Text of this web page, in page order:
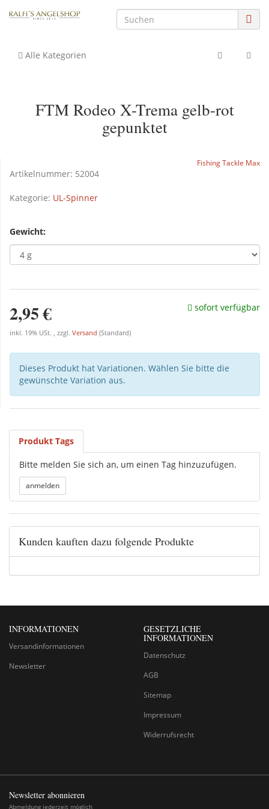
Alle Kategorien
FTM Rodeo X-Trema gelb-rot
gepunktet
Fishing Tackle Max
Artikelnummer: 52004
Kategorie: UL-Spinner
Gewicht:
2,95 €
inkl. 19% USt. , zzgl. Versand (Standard)
sofort verfügbar
Dieses Produkt hat Variationen. Wählen Sie bitte die
gewünschte Variation aus.
Produkt Tags
Bitte melden Sie sich an, um einen Tag hinzuzufügen.
Kunden kauften dazu folgende Produkte
INFORMATIONEN
Versandinformationen
Newsletter
GESETZLICHE
INFORMATIONEN
Datenschutz
AGB
Sitemap
Impressum
Widerrufsrecht
Newsletter abonnieren
Abmeldung jederzeit möglich